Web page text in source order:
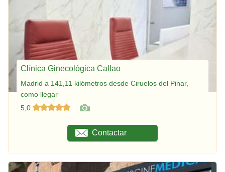
Clínica Ginecológica Callao
Madrid a 141,11 kilómetros desde Ciruelos del Pinar,
como llegar
5,0
Contactar